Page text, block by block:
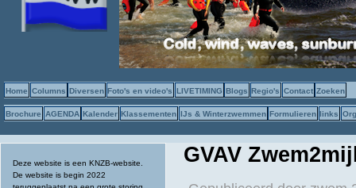
Home Columns Diversen Foto's en video's LIVETIMING Blogs Regio's Contact Zoeken
Brochure AGENDA Kalender Klassementen IJs & Winterzwemmen Formulieren links
Deze website is een KNZB-website.
De website is begin 2022
GVAV